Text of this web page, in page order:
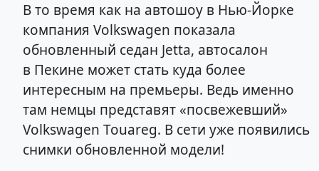
В то время как на автошоу в Нью-Йорке
компания Volkswagen показала
обновленный седан Jetta, автосалон
в Пекине может стать куда более
интересным на премьеры. Ведь именно
там немцы представят «посвежевший»
Volkswagen Touareg. В сети уже появились
снимки обновленной модели!